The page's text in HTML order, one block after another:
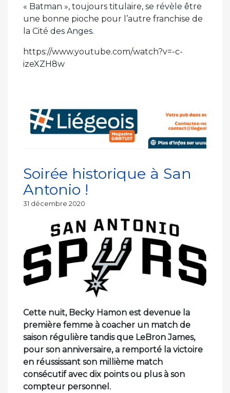
« Batman », toujours titulaire, se révèle être
une bonne pioche pour l’autre franchise de
la Cité des Anges.
https://www.youtube.com/watch?v=-c-
izeXZH8w
Soirée historique à San
Antonio !
Publié
31 décembre 2020
Cette nuit, Becky Hamon est devenue la
première femme à coacher un match de
saison régulière tandis que LeBron James,
pour son anniversaire, a remporté la victoire
en réussissant son millième match
consécutif avec dix points ou plus à son
compteur personnel.